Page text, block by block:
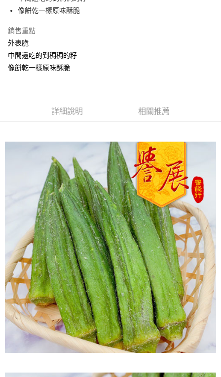
Google Pay
全盈+PAY
每筆NT$60，滿NT$799(含以上)免運費
7-11取貨付款
每筆NT$60，滿NT$799(含以上)免運費
付款後7-11取貨
每筆NT$60，滿NT$799(含以上)免運費
宅配到家
每筆NT$150，滿NT$1,399(含以上)免運費
澎湖金門馬祖宅配到家
每筆NT$250
付款後門市自取
免運費
像餅乾一樣原味酥脆
銷售重點
外表脆
中間還吃的到稠稠的籽
像餅乾一樣原味酥脆
詳細說明 相關推薦